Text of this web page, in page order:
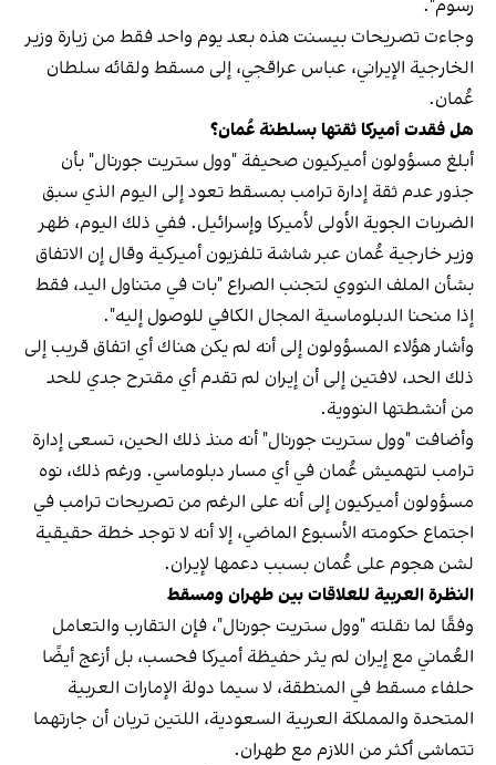
رسوم".
وجاءت تصريحات بيسنت هذه بعد يوم واحد فقط من زيارة وزير
الخارجية الإيراني، عباس عراقجي، إلى مسقط ولقائه سلطان
عُمان.
هل فقدت أميركا ثقتها بسلطنة عُمان؟
أبلغ مسؤولون أميركيون صحيفة "وول ستريت جورنال" بأن
جذور عدم ثقة إدارة ترامب بمسقط تعود إلى اليوم الذي سبق
الضربات الجوية الأولى لأميركا وإسرائيل. ففي ذلك اليوم، ظهر
وزير خارجية عُمان عبر شاشة تلفزيون أميركية وقال إن الاتفاق
بشأن الملف النووي لتجنب الصراع "بات في متناول اليد، فقط
إذا منحنا الدبلوماسية المجال الكافي للوصول إليه".
وأشار هؤلاء المسؤولون إلى أنه لم يكن هناك أي اتفاق قريب إلى
ذلك الحد، لافتين إلى أن إيران لم تقدم أي مقترح جدي للحد
من أنشطتها النووية.
وأضافت "وول ستريت جورنال" أنه منذ ذلك الحين، تسعى إدارة
ترامب لتهميش عُمان في أي مسار دبلوماسي. ورغم ذلك، نوه
مسؤولون أميركيون إلى أنه على الرغم من تصريحات ترامب في
اجتماع حكومته الأسبوع الماضي، إلا أنه لا توجد خطة حقيقية
لشن هجوم على عُمان بسبب دعمها لإيران.
النظرة العربية للعلاقات بين طهران ومسقط
وفقًا لما نقلته "وول ستريت جورنال"، فإن التقارب والتعامل
العُماني مع إيران لم يثر حفيظة أميركا فحسب، بل أزعج أيضًا
حلفاء مسقط في المنطقة، لا سيما دولة الإمارات العربية
المتحدة والمملكة العربية السعودية، اللتين تريان أن جارتهما
تتماشى أكثر من اللازم مع طهران.